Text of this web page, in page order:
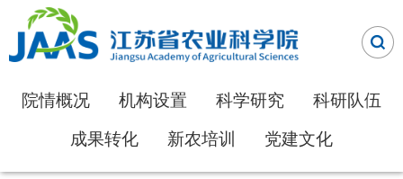
院情概况 机构设置 科学研究
科研队伍
成果转化
新农培训 党建文化